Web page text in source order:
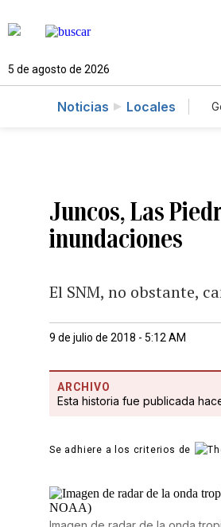
5 de agosto de 2026
Noticias Locales
Juncos, Las
inundaciones
El SNM, no obstante,
9 de julio de 2018 - 5:12 AM
ARCHIVO
Esta historia fue publicada
Se adhiere a los criterios de